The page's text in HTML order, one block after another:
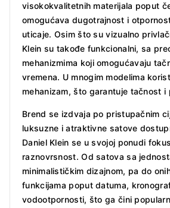
visokokvalitetnih materijala poput
omogućava dugotrajnost i
uticaje. Osim što su vizualno
Klein su takođe funkcionalni, sa
mehanizmima koji omogućavaju
vremena. U mnogim modelima
mehanizam, što garantuje tačnost i
Brend se izdvaja po pristupačnim
luksuzne i atraktivne satove
Daniel Klein se u svojoj ponudi
raznovrsnost. Od satova sa
minimalističkim dizajnom, pa do
funkcijama poput datuma,
vodootpornosti, što ga čini